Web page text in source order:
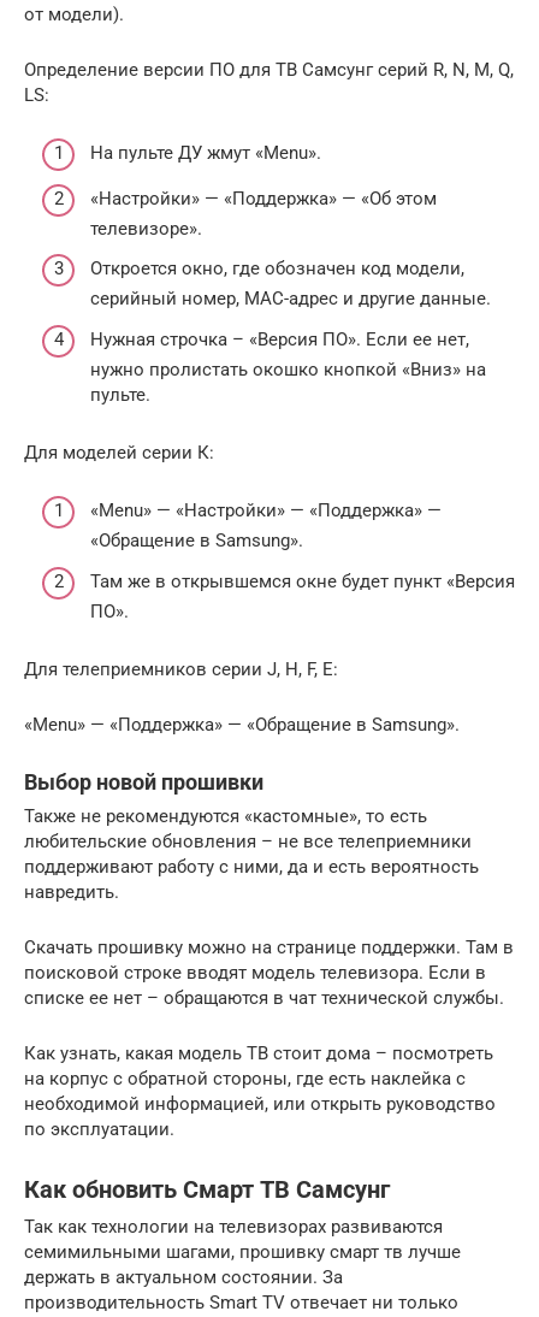
от модели).
Определение версии ПО для ТВ Самсунг серий R, N, M, Q,
LS:
На пульте ДУ жмут «Menu».
«Настройки» — «Поддержка» — «Об этом
телевизоре».
Откроется окно, где обозначен код модели,
серийный номер, MAC-адрес и другие данные.
Нужная строчка – «Версия ПО». Если ее нет,
нужно пролистать окошко кнопкой «Вниз» на
пульте.
Для моделей серии К:
«Menu» — «Настройки» — «Поддержка» —
«Обращение в Samsung».
Там же в открывшемся окне будет пункт «Версия
ПО».
Для телеприемников серии J, H, F, E:
«Menu» — «Поддержка» — «Обращение в Samsung».
Выбор новой прошивки
Также не рекомендуются «кастомные», то есть
любительские обновления – не все телеприемники
поддерживают работу с ними, да и есть вероятность
навредить.
Скачать прошивку можно на странице поддержки. Там в
поисковой строке вводят модель телевизора. Если в
списке ее нет – обращаются в чат технической службы.
Как узнать, какая модель ТВ стоит дома – посмотреть
на корпус с обратной стороны, где есть наклейка с
необходимой информацией, или открыть руководство
по эксплуатации.
Как обновить Смарт ТВ Самсунг
Так как технологии на телевизорах развиваются
семимильными шагами, прошивку смарт тв лучше
держать в актуальном состоянии. За
производительность Smart TV отвечает ни только